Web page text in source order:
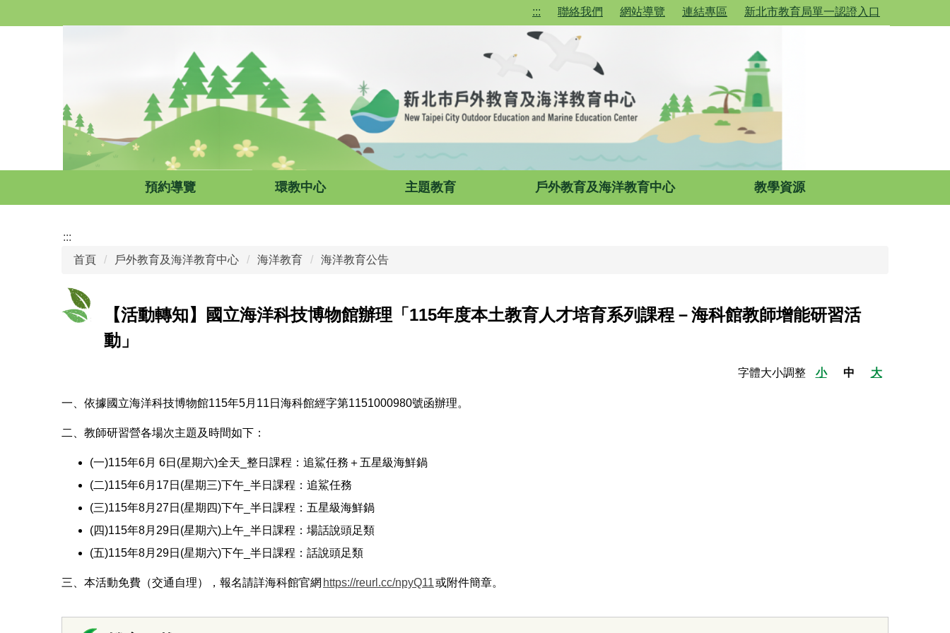
到
::: 聯絡我們 網站導覽 連結專區 新北市教育局單一認證入口
預約導覽 環教中心 主題教育 戶外教育及海洋教育中心 教學資源
:::
首頁
戶外教育及海洋教育中心 海洋教育 海洋教育公告
【活動轉知】國立海洋科技博物館辦理「115年度本土教育人才培育系列課程－海科館教師增能研習活
動」
字體大小調整 小 中 大
一、依據國立海洋科技博物館115年5月11日海科館經字第1151000980號函辦理。
二、教師研習營各場次主題及時間如下：
(一)115年6月 6日(星期六)全天_整日課程：追鯊任務＋五星級海鮮鍋
(二)115年6月17日(星期三)下午_半日課程：追鯊任務
(三)115年8月27日(星期四)下午_半日課程：五星級海鮮鍋
(四)115年8月29日(星期六)上午_半日課程：場話說頭足類
(五)115年8月29日(星期六)下午_半日課程：話說頭足類
三、本活動免費（交通自理），報名請詳海科館官網 https://reurl.cc/npyQ11或附件簡章。